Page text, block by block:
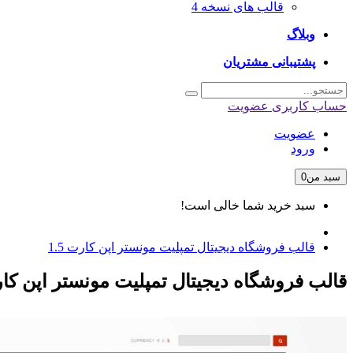
قالب های نسخه 4
وبلاگ
پشتیبانی مشتریان
حساب کاربری عضویت
عضویت
ورود
سبد من0
سبد خرید شما خالی است!
قالب فروشگاه دیجیتال تمپلیت مونستر اپن کارت 1.5
قالب فروشگاه دیجیتال تمپلیت مونستر اپن